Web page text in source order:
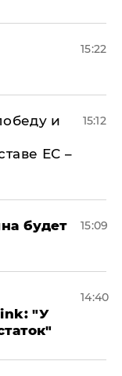
15:22
и
ЕС –
15:12
будет
15:09
"У
14:40